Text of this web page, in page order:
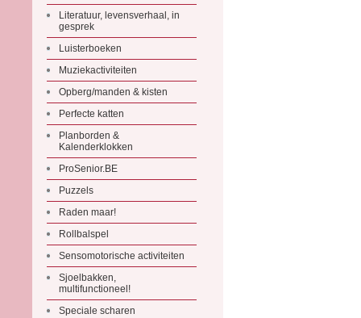
Literatuur, levensverhaal, in
gesprek
Luisterboeken
Muziekactiviteiten
Opberg/manden & kisten
Perfecte katten
Planborden &
Kalenderklokken
ProSenior.BE
Puzzels
Raden maar!
Rollbalspel
Sensomotorische activiteiten
Sjoelbakken,
multifunctioneel!
Speciale scharen